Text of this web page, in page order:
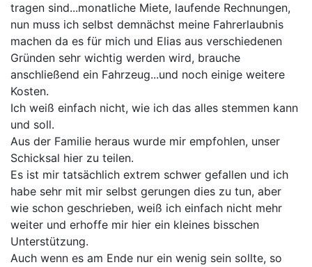
tragen sind...monatliche Miete, laufende Rechnungen,
nun muss ich selbst demnächst meine Fahrerlaubnis
machen da es für mich und Elias aus verschiedenen
Gründen sehr wichtig werden wird, brauche
anschließend ein Fahrzeug...und noch einige weitere
Kosten.
Ich weiß einfach nicht, wie ich das alles stemmen kann
und soll.
Aus der Familie heraus wurde mir empfohlen, unser
Schicksal hier zu teilen.
Es ist mir tatsächlich extrem schwer gefallen und ich
habe sehr mit mir selbst gerungen dies zu tun, aber
wie schon geschrieben, weiß ich einfach nicht mehr
weiter und erhoffe mir hier ein kleines bisschen
Unterstützung.
Auch wenn es am Ende nur ein wenig sein sollte, so